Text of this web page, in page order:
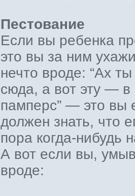
Пестование
Если вы ребенка
это вы за ним
нечто вроде: “Ах
сюда, а вот эту —
памперс” — это вы
должен знать, что
пора когда-нибудь
А вот если вы,
вроде: